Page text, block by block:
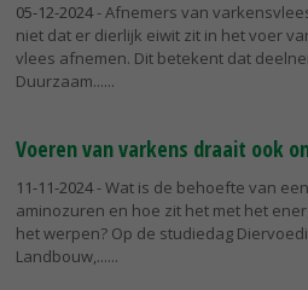
05-12-2024- Afnemers van
niet dat er dierlijk eiwit zit in het voer
vlees afnemen. Dit betekent dat
Duurzaam...
Voeren van varkens draait ook
11-11-2024- Wat is de behoefte van
aminozuren en hoe zit het met het
het werpen? Op de studiedag
Landbouw,...